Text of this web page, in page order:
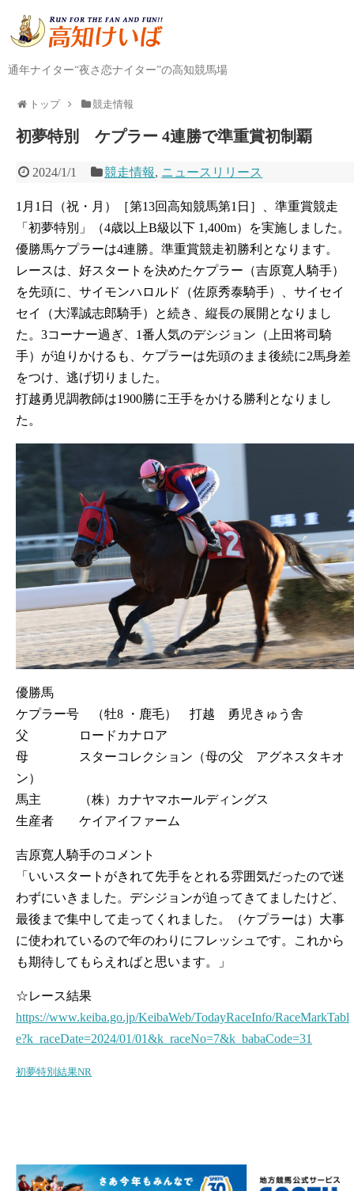
通年ナイター“夜さ恋ナイター”の高知競馬場
トップ 競走情報
初夢特別 ケプラー 4連勝で準重賞初制覇
2024/1/1 競走情報, ニュースリリース
1月1日（祝・月）［第13回高知競馬第1日］、準重賞競走
「初夢特別」（4歳以上B級以下 1,400m）を実施しました。
優勝馬ケプラーは4連勝。準重賞競走初勝利となります。
レースは、好スタートを決めたケプラー（吉原寛人騎手）
を先頭に、サイモンハロルド（佐原秀泰騎手）、サイセイ
セイ（大澤誠志郎騎手）と続き、縦長の展開となりまし
た。3コーナー過ぎ、1番人気のデシジョン（上田将司騎
手）が迫りかけるも、ケプラーは先頭のまま後続に2馬身差
をつけ、逃げ切りました。
打越勇児調教師は1900勝に王手をかける勝利となりまし
た。
優勝馬
ケプラー号 （牡8 ・鹿毛） 打越 勇児きゅう舎
父 ロードカナロア
母 スターコレクション（母の父 アグネスタキオ
ン）
馬主 （株）カナヤマホールディングス
生産者 ケイアイファーム
吉原寛人騎手のコメント
「いいスタートがきれて先手をとれる雰囲気だったので迷
わずにいきました。デシジョンが迫ってきてましたけど、
最後まで集中して走ってくれました。（ケプラーは）大事
に使われているので年のわりにフレッシュです。これから
も期待してもらえればと思います。」
☆レース結果
https://www.keiba.go.jp/KeibaWeb/TodayRaceInfo/RaceMarkTabl
e?k_raceDate=2024/01/01&k_raceNo=7&k_babaCode=31
初夢特別結果NR